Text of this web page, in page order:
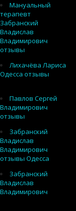
Мануальный
терапевт
Забранский
Владислав
Владимирович
отзывы
Лихачёва Лариса
Одесса отзывы
Павлов Сергей
Владимирович
отзывы
Забранский
Владислав
Владимирович
отзывы Одесса
Забранский
Владислав
Владимирович